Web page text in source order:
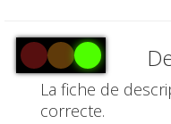
La fiche de
correcte.